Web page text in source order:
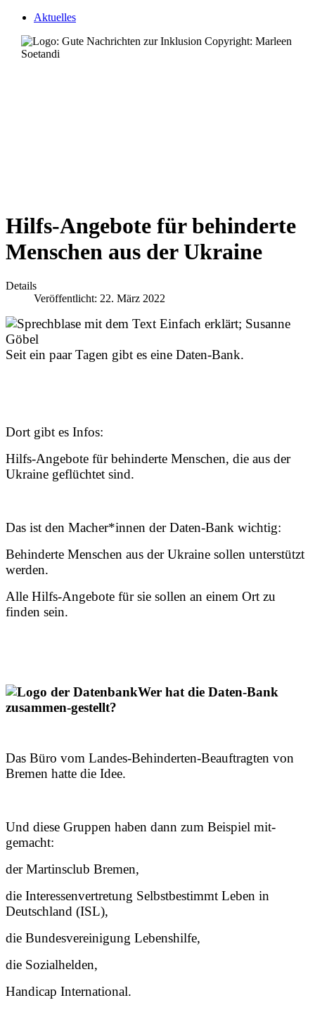
Aktuelles
Hilfs-Angebote für behinderte
Menschen aus der Ukraine
Details
Veröffentlicht: 22. März 2022
Seit ein paar Tagen gibt es eine Daten-Bank.
Dort gibt es Infos:
Hilfs-Angebote für behinderte Menschen, die aus der
Ukraine geflüchtet sind.
Das ist den Macher*innen der Daten-Bank wichtig:
Behinderte Menschen aus der Ukraine sollen unterstützt
werden.
Alle Hilfs-Angebote für sie sollen an einem Ort zu
finden sein.
Wer hat die Daten-Bank
zusammen-gestellt?
Das Büro vom Landes-Behinderten-Beauftragten von
Bremen hatte die Idee.
Und diese Gruppen haben dann zum Beispiel mit-
gemacht:
der Martinsclub Bremen,
die Interessenvertretung Selbstbestimmt Leben in
Deutschland (ISL),
die Bundesvereinigung Lebenshilfe,
die Sozialhelden,
Handicap International.